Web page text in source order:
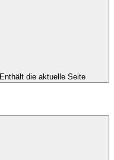
Enthält die aktuelle Seite